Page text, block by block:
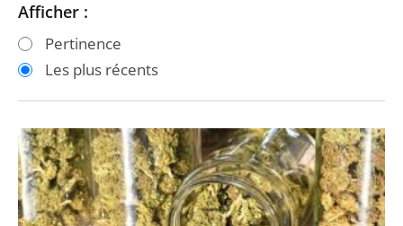
Passer
les
filtres
après
Passer
les
filtres
avant
Afficher :
Pertinence
Les plus récents
CBD
:
Annulation
de